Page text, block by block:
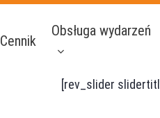
Cennik
Obsługa wydarzeń
[rev_slider